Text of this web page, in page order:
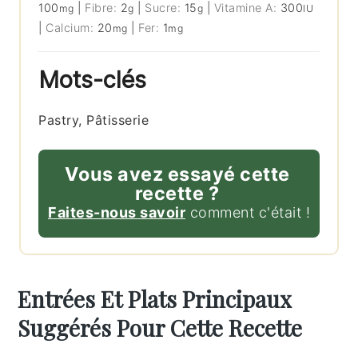
100 mg Fibre: 2g Sucre: 15g Vitamine A: 300IU
Calcium: 20 mg Fer: 1mg
Mots-clés
Pastry, Pâtisserie
Vous avez essayé cette
recette ?
Faites-nous savoir comment c'était !
Entrées Et Plats Principaux
Suggérés Pour Cette Recette